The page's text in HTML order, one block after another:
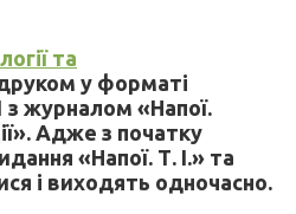
та
у форматі
з журналом «Напої.
Адже з початку
«Напої. Т. І.» та
і виходять одночасно.